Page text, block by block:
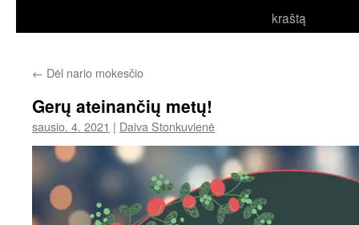
kraštą
← Dėl nario mokesčio
Gerų ateinančių metų!
sausio. 4. 2021 | Daiva Stonkuvienė
Video